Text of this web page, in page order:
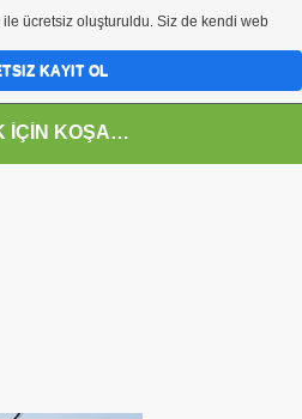
*** İYİLİK İÇİN KOŞANLARIN YERİ***
ile ücretsiz oluşturuldu. Siz de kendi web
KAYIT OL